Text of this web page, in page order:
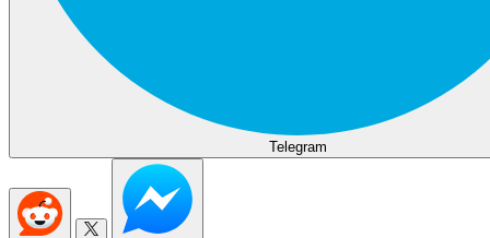
Telegram